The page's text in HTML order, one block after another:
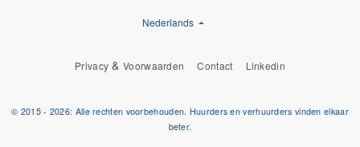
Nederlands
Privacy &Voorwaarden Contact Linkedin
© 2015 - 2026: Alle rechten voorbehouden. Huurders en verhuurders vinden elkaar
beter.